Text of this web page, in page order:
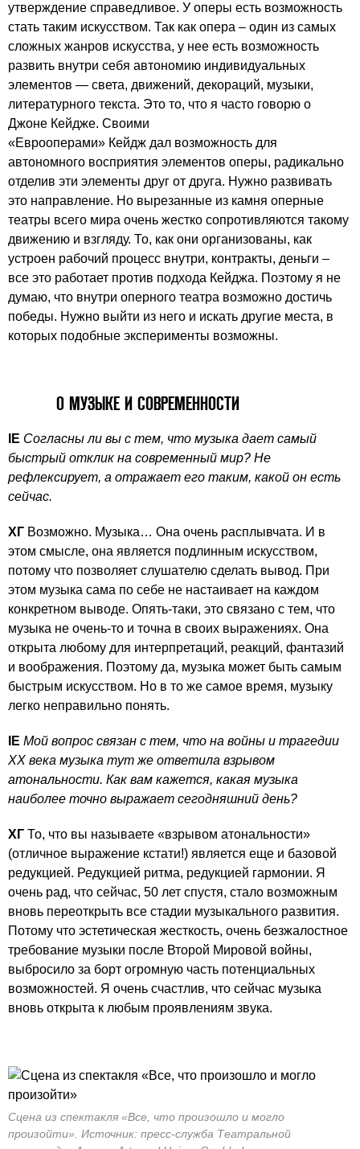
утверждение справедливое. У оперы есть возможность
стать таким искусством. Так как опера – один из самых
сложных жанров искусства, у нее есть возможность
развить внутри себя автономию индивидуальных
элементов — света, движений, декораций, музыки,
литературного текста. Это то, что я часто говорю о
Джоне Кейдже. Своими
«Еврооперами» Кейдж дал возможность для
автономного восприятия элементов оперы, радикально
отделив эти элементы друг от друга. Нужно развивать
это направление. Но вырезанные из камня оперные
театры всего мира очень жестко сопротивляются такому
движению и взгляду. То, как они организованы, как
устроен рабочий процесс внутри, контракты, деньги –
все это работает против подхода Кейджа. Поэтому я не
думаю, что внутри оперного театра возможно достичь
победы. Нужно выйти из него и искать другие места, в
которых подобные эксперименты возможны.
О МУЗЫКЕ И СОВРЕМЕННОСТИ
IE Согласны ли вы с тем, что музыка дает самый
быстрый отклик на современный мир? Не
рефлексирует, а отражает его таким, какой он есть
сейчас.
ХГ Возможно. Музыка… Она очень расплывчата. И в
этом смысле, она является подлинным искусством,
потому что позволяет слушателю сделать вывод. При
этом музыка сама по себе не настаивает на каждом
конкретном выводе. Опять-таки, это связано с тем, что
музыка не очень-то и точна в своих выражениях. Она
открыта любому для интерпретаций, реакций, фантазий
и воображения. Поэтому да, музыка может быть самым
быстрым искусством. Но в то же самое время, музыку
легко неправильно понять.
IE Мой вопрос связан с тем, что на войны и трагедии
ХХ века музыка тут же ответила взрывом
атональности. Как вам кажется, какая музыка
наиболее точно выражает сегодняшний день?
ХГ То, что вы называете «взрывом атональности»
(отличное выражение кстати!) является еще и базовой
редукцией. Редукцией ритма, редукцией гармонии. Я
очень рад, что сейчас, 50 лет спустя, стало возможным
вновь переоткрыть все стадии музыкального развития.
Потому что эстетическая жесткость, очень безжалостное
требование музыки после Второй Мировой войны,
выбросило за борт огромную часть потенциальных
возможностей. Я очень счастлив, что сейчас музыка
вновь открыта к любым проявлениям звука.
Сцена из спектакля «Все, что произошло и могло
произойти». Источник: пресс-служба Театральной